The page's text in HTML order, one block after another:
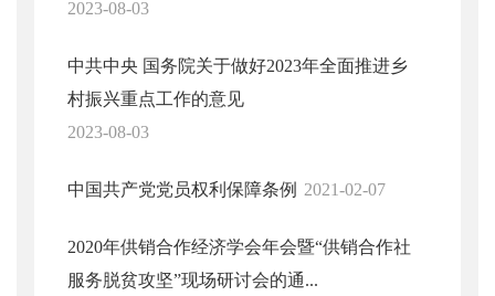
2023-08-03
中共中央 国务院关于做好2023年全面推进乡
村振兴重点工作的意见
2023-08-03
中国共产党党员权利保障条例 2021-02-07
2020年供销合作经济学会年会暨“供销合作社
服务脱贫攻坚”现场研讨会的通...